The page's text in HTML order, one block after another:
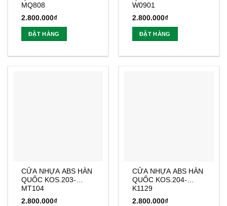
MQ808
2.800.000₫
ĐẶT HÀNG
W0901
2.800.000₫
ĐẶT HÀNG
CỬA NHỰA ABS HÀN
QUỐC KOS.203-
MT104
2.800.000₫
CỬA NHỰA ABS HÀN
QUỐC KOS.204-
K1129
2.800.000₫